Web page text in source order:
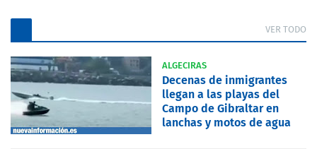
VER TODO
ALGECIRAS
Decenas de inmigrantes
llegan a las playas del
Campo de Gibraltar en
lanchas y motos de agua